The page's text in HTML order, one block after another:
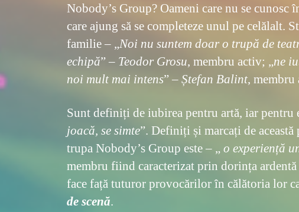
Nobody’s Group? Oameni care nu se cunosc
care ajung să se completeze unul pe celălalt.
familie – „Noi nu suntem doar o trupă de
echipă” – Teodor Grosu, membru activ; „ne
noi mult mai intens” –Ștefan Balint,
Sunt definiți de iubirea pentru artă, iar pentru
joacă, se simte”. Definiți și marcați de
trupa Nobody’s Group este – „o experiență
membru fiind caracterizat prin dorința ardentă
face față tuturor provocărilor în călătoria lor
de scenă.